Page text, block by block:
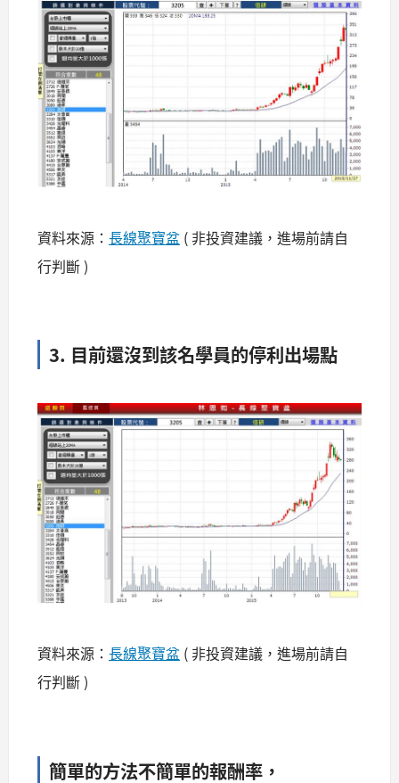
資料來源： 長線聚寶盆 ( 非投資建議，進場前請自
行判斷 )
3. 目前還沒到該名學員的停利出場點
資料來源： 長線聚寶盆 ( 非投資建議，進場前請自
行判斷 )
簡單的方法不簡單的報酬率，